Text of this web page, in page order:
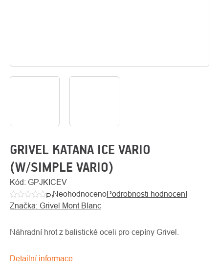
GRIVEL KATANA ICE VARIO
(W/SIMPLE VARIO)
Kód: GPJKICEV
Průměrné
hodnocení
je
z
NeohodnocenoPodrobnosti hodnocení
Značka: Grivel Mont Blanc
Náhradní hrot z balistické oceli pro cepíny Grivel.
Detailní informace